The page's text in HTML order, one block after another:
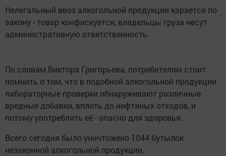
Нелегальный ввоз алкогольной продукции карается по
закону - товар конфискуется, владельцы груза несут
административную ответственность.
По словам Виктора Григорьева, потребителям стоит
помнить о том, что в подобной алкогольной продукции
лабораторные проверки обнаруживают различные
вредные добавки, вплоть до нефтяных отходов, и
потому употреблять её - опасно для здоровья.
Всего сегодня было уничтожено 1044 бутылок
незаконной алкогольной продукции.